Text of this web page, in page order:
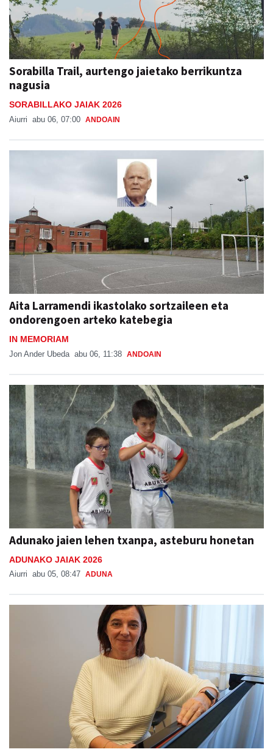
Sorabilla Trail, aurtengo jaietako berrikuntza
nagusia
SORABILLAKO JAIAK 2026
Aiurri abu 06, 07:00 ANDOAIN
Aita Larramendi ikastolako sortzaileen eta
ondorengoen arteko katebegia
IN MEMORIAM
Jon Ander Ubeda abu 06, 11:38 ANDOAIN
Adunako jaien lehen txanpa, asteburu honetan
ADUNAKO JAIAK 2026
Aiurri abu 05, 08:47 ADUNA